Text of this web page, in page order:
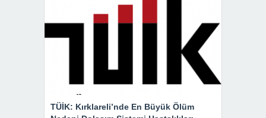
TÜİK: Kırklareli’nde En Büyük Ölüm